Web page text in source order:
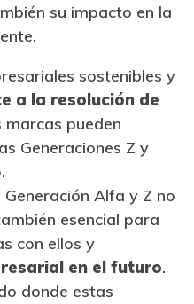
su impacto en la
sostenibles y
a la resolución de
marcas pueden
Generaciones Z y
Alfa y Z no
esencial para
con ellos y
en el futuro.
donde estas